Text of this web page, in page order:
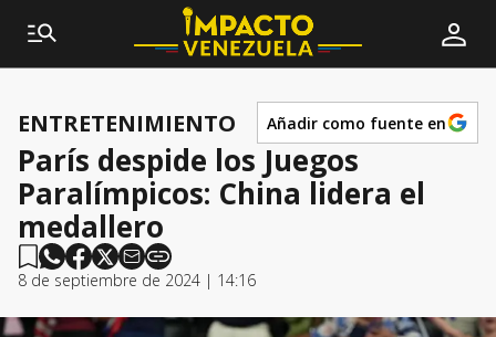
ENTRETENIMIENTO Añadir como fuente en
París despide los Juegos
Paralímpicos: China lidera el
medallero
8 de septiembre de 2024 | 14:16